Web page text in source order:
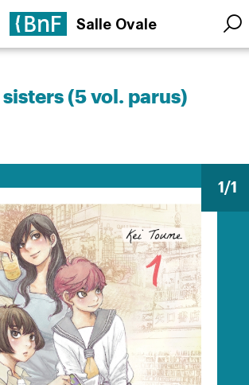
Salle Ovale
1/1
(5 vol. parus)
des cookies